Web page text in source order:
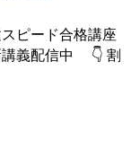
ピード合格講座
義配信中 👇 割